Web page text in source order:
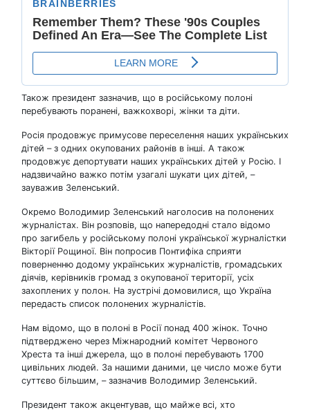
Також президент зазначив, що в російському полоні
перебувають поранені, важкохворі, жінки та діти.
Росія продовжує примусове переселення наших українських
дітей – з одних окупованих районів в інші. А також
продовжує депортувати наших українських дітей у Росію. І
надзвичайно важко потім узагалі шукати цих дітей, –
зауважив Зеленський.
Окремо Володимир Зеленський наголосив на полонених
журналістах. Він розповів, що напередодні стало відомо
про загибель у російському полоні української журналістки
Вікторії Рощиної. Він попросив Понтифіка сприяти
поверненню додому українських журналістів, громадських
діячів, керівників громад з окупованої території, усіх
захоплених у полон. На зустрічі домовилися, що Україна
передасть список полонених журналістів.
Нам відомо, що в полоні в Росії понад 400 жінок. Точно
підтверджено через Міжнародний комітет Червоного
Хреста та інші джерела, що в полоні перебувають 1700
цивільних людей. За нашими даними, це число може бути
суттєво більшим, – зазначив Володимир Зеленський.
Президент також акцентував, що майже всі, хто